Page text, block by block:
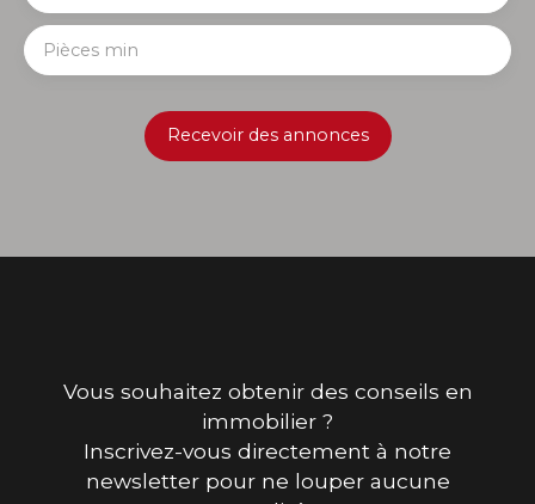
Pièces min
Recevoir des annonces
Vous souhaitez obtenir des conseils en
immobilier ?
Inscrivez-vous directement à notre
newsletter pour ne louper aucune